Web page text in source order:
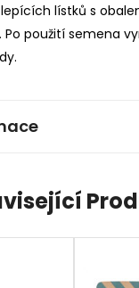
lístků s
použití semena